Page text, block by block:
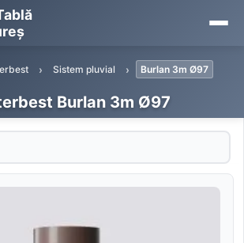
Sistem pluvial Burlan 3m Ø97
Burlan 3m Ø97